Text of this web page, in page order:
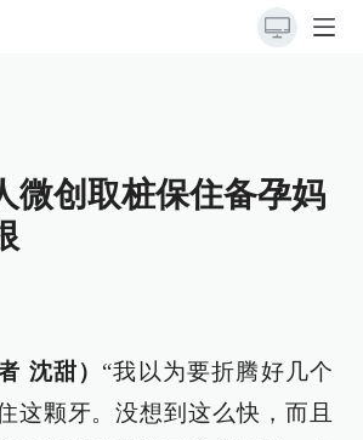
微创取桩保住备孕妈
沈甜） “我以为要折腾好几个
这颗牙。没想到这么快，而且